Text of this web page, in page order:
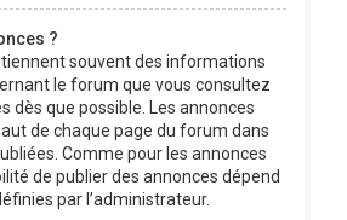
?
souvent des informations
le forum que vous consultez
dès que possible. Les annonces
de chaque page du forum dans
Comme pour les annonces
de publier des annonces dépend
par l’administrateur.